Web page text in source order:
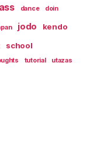
dance doin
jodo
kendo
school
tutorial
utazas